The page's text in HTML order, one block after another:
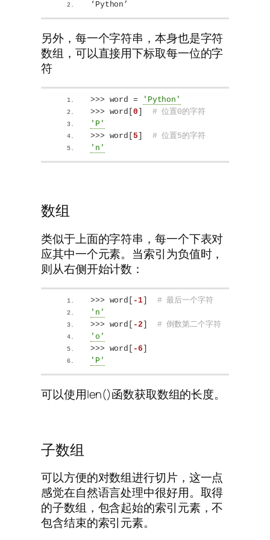
‘Python’
另外，每一个字符串，本身也是字符
数组，可以直接用下标取每一位的字
符
>>> word =
'Python'
>>> word [0
# 位置0的字符
'P'
>>> word [5
# 位置5的字符
'n'
数组
类似于上面的字符串，每一个下表对
应其中一个元素。当索引为负值时，
则从右侧开始计数：
>>> word -1]
# 最后一个字符
'n'
>>> word -2
# 倒数第二个字符
'o'
>>> word -6
'P'
可以使用len()函数获取数组的长度。
子数组
可以方便的对数组进行切片，这一点
感觉在自然语言处理中很好用。取得
的子数组，包含起始的索引元素，不
包含结束的索引元素。